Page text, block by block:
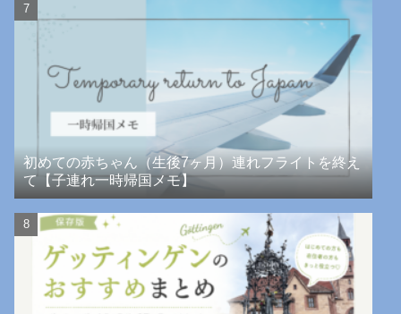
初めての赤ちゃん（生後7ヶ月）連れフライトを終え
て【子連れ一時帰国メモ】